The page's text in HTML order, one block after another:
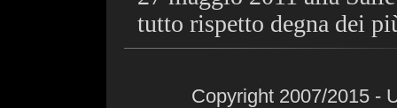
tutto rispetto degna dei
Copyright 2007/2015 -